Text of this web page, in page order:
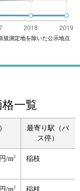
規測定地を除いた公示地点
一覧
最寄り駅（バ
ス停）
/m2 稲枝
/m2 稲枝